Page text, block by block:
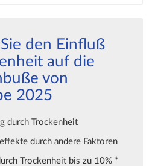
den Einfluß
auf die
von
2025
durch Trockenheit
durch andere Faktoren
Trockenheit bis zu 10% *